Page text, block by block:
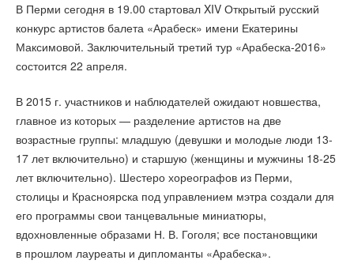
В Перми сегодня в 19.00 стартовал XIV Открытый русский
конкурс артистов балета «Арабеск» имени Екатерины
Максимовой. Заключительный третий тур «Арабеска-2016»
состоится 22 апреля.
В 2015 г. участников и наблюдателей ожидают новшества,
главное из которых — разделение артистов на две
возрастные группы: младшую (девушки и молодые люди 13-
17 лет включительно) и старшую (женщины и мужчины 18-25
лет включительно). Шестеро хореографов из Перми,
столицы и Красноярска под управлением мэтра создали для
его программы свои танцевальные миниатюры,
вдохновленные образами Н. В. Гоголя; все постановщики
в прошлом лауреаты и дипломанты «Арабеска».